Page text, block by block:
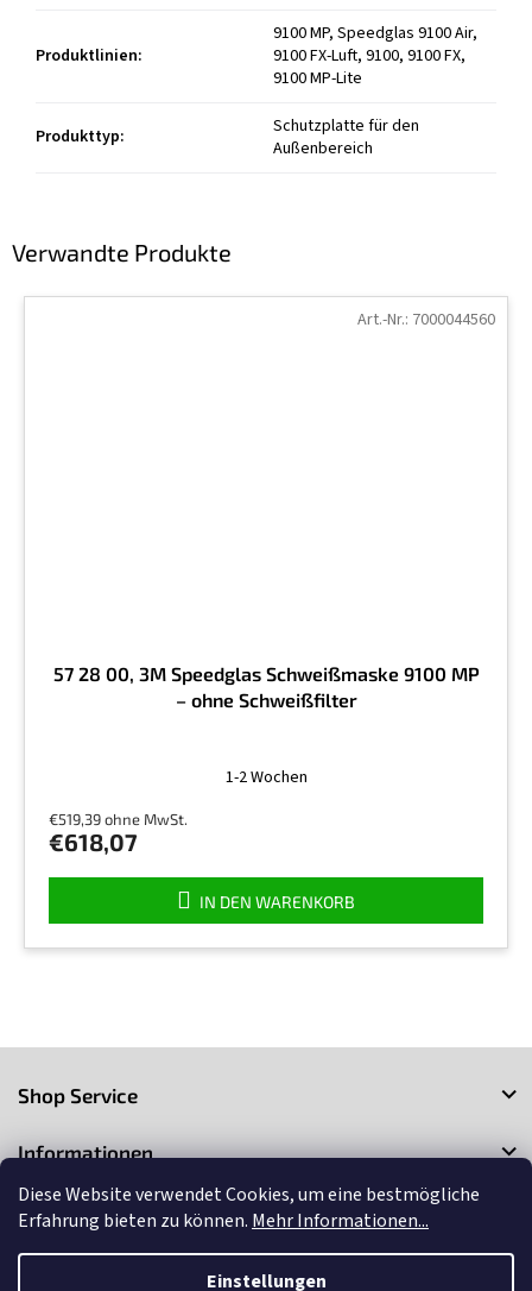
Diese Website verwendet Cookies, um eine bestmögliche
Erfahrung bieten zu können. Mehr Informationen...
Einstellungen
Verwandte Produkte
57 28 00, 3M Speedglas Schweißmaske 9100 MP
– ohne Schweißfilter
1-2 Wochen
€519,39 ohne MwSt.
€618,07
IN DEN WARENKORB
Art.-Nr.: 7000044560
Produktlinien:
9100 MP, Speedglas 9100 Air,
9100 FX-Luft, 9100, 9100 FX,
9100 MP-Lite
Produkttyp:
Schutzplatte für den
Außenbereich
e
Shop Service
Informationen
Kontakt